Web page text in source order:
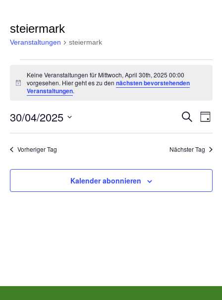
steiermark
Veranstaltungen steiermark
Veranstaltungen
für
Mittwoch,
April
30th,
2025
Hinweis
Keine Veranstaltungen für Mittwoch, April 30th, 2025 00:00
vorgesehen. Hier geht es zu dennächsten bevorstehenden
Veranstaltungen.
und
Suche
Tag
30/04/2025
Datum
wählen.
Vorheriger Tag Nächster Tag
Kalender abonnieren